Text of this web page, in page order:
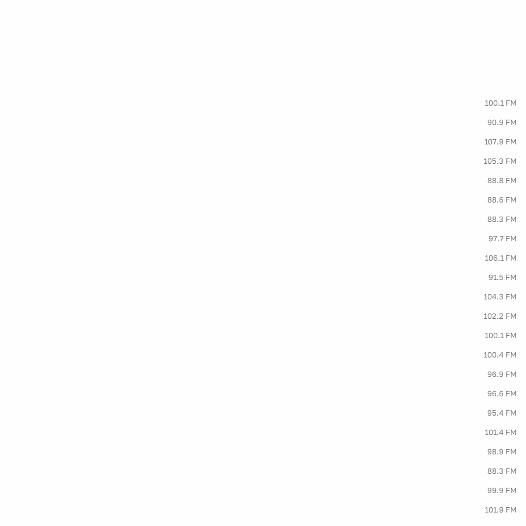
100.1 FM
90.9 FM
107.9 FM
105.3 FM
88.8 FM
88.6 FM
88.3 FM
97.7 FM
106.1 FM
91.5 FM
104.3 FM
102.2 FM
100.1 FM
100.4 FM
96.9 FM
96.6 FM
95.4 FM
101.4 FM
98.9 FM
88.3 FM
99.9 FM
101.9 FM